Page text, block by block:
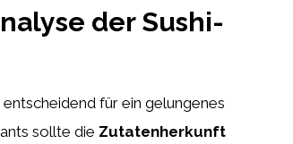
der Sushi-
für ein gelungenes
sollte die Zutatenherkunft